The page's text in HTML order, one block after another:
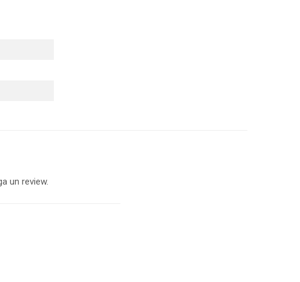
un review.